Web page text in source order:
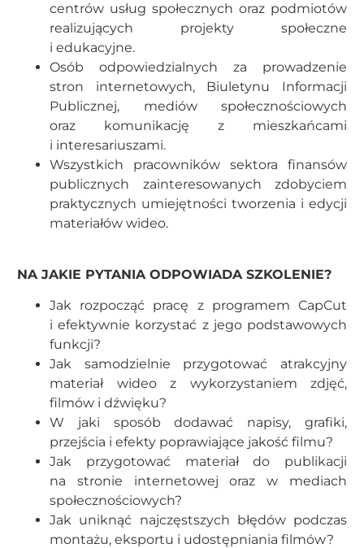
centrów usług społecznych oraz podmiotów
realizujących projekty społeczne
i edukacyjne.
Osób odpowiedzialnych za prowadzenie
stron internetowych, Biuletynu Informacji
Publicznej, mediów społecznościowych
oraz komunikację z mieszkańcami
i interesariuszami.
Wszystkich pracowników sektora finansów
publicznych zainteresowanych zdobyciem
praktycznych umiejętności tworzenia i edycji
materiałów wideo.
NA JAKIE PYTANIA ODPOWIADA SZKOLENIE?
Jak rozpocząć pracę z programem CapCut
i efektywnie korzystać z jego podstawowych
funkcji?
Jak samodzielnie przygotować atrakcyjny
materiał wideo z wykorzystaniem zdjęć,
filmów i dźwięku?
W jaki sposób dodawać napisy, grafiki,
przejścia i efekty poprawiające jakość filmu?
Jak przygotować materiał do publikacji
na stronie internetowej oraz w mediach
społecznościowych?
Jak uniknąć najczęstszych błędów podczas
montażu, eksportu i udostępniania filmów?